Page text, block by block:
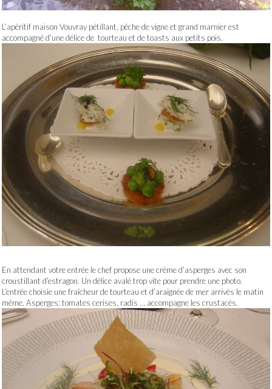
L’apéritif maison Vouvray pétillant, pêche de vigne et grand marnier est
accompagné d’une délice de tourteau et de toasts aux petits pois.
En attendant votre entrée le chef propose une crème d’asperges avec son
croustillant d’estragon. Un délice avalé trop vite pour prendre une photo.
L’entrée choisie une fraîcheur de tourteau et d’araignée de mer arrivés le matin
même. Asperges; tomates cerises, radis … accompagne les crustacés.